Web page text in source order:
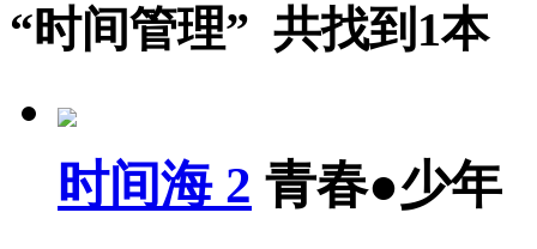
“时间管理” 共找到1本
时间海 2 青春●少年